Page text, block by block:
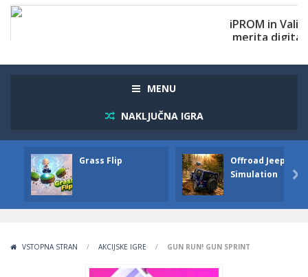
MENU
NAKLJUČNA IGRA
Grass Flip
Offroad Jeep
Simulation

VSTOPNA STRAN / AKCIJSKE IGRE / GUN RUN! GUN SPRINT